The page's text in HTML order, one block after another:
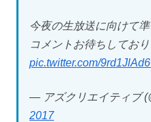
今夜の生放送に向けて準
コメントお待ちしており
pic.twitter.com/
— アズクリエイティブ
2017